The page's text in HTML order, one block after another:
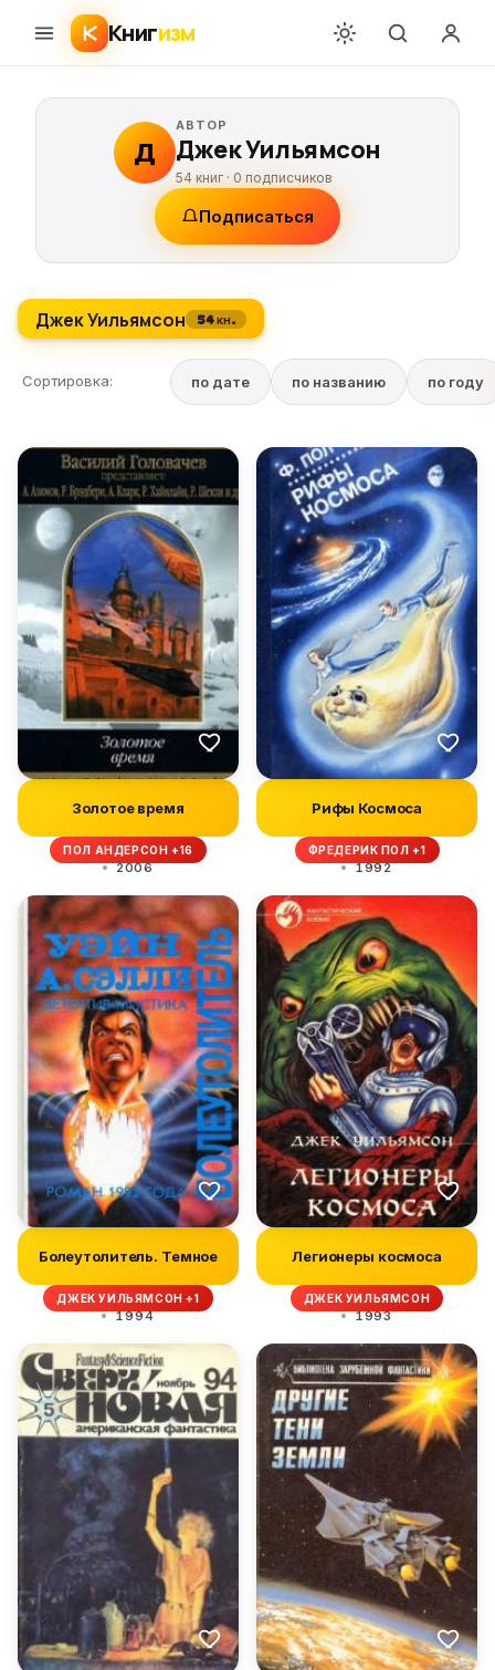
Книгизм
Д
АВТОР
Джек Уильямсон
54 книг ·0 подписчиков
Подписаться
Джек Уильямсон 54 кн.
Сортировка: по дате по названию по году
Золотое время
ПОЛ АНДЕРСОН +16
2006
Рифы Космоса
ФРЕДЕРИК ПОЛ +1
1992
Болеутолитель. Темное
ДЖЕК УИЛЬЯМСОН +1
1994
Легионеры космоса
ДЖЕК УИЛЬЯМСОН
1993